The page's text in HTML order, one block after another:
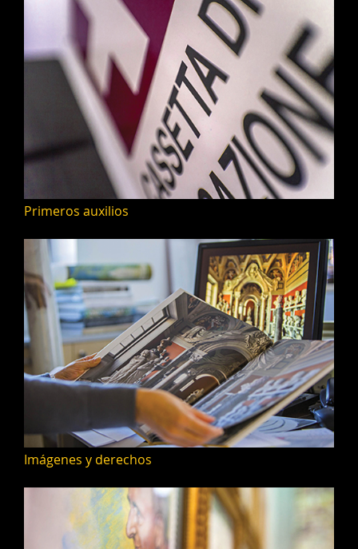
Primeros auxilios
Imágenes y derechos